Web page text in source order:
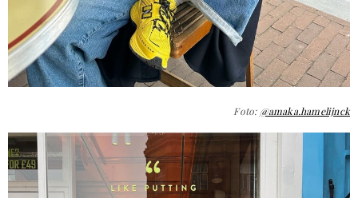
Foto: @amaka.hamelijnck